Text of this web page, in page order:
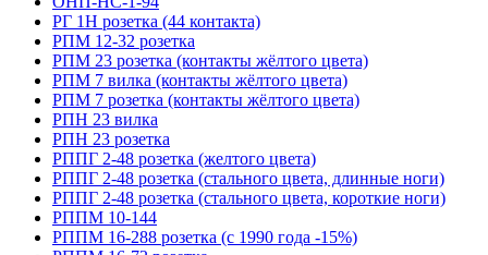
РГ 1Н розетка (44 контакта)
РПМ 12-32 розетка
РПМ 23 розетка (контакты жёлтого цвета)
РПМ 7 вилка (контакты жёлтого цвета)
РПМ 7 розетка (контакты жёлтого цвета)
РПН 23 вилка
РПН 23 розетка
РППГ 2-48 розетка (желтого цвета)
РППГ 2-48 розетка (стального цвета, длинные ноги)
РППГ 2-48 розетка (стального цвета, короткие ноги)
РППМ 10-144
РППМ 16-288 розетка (с 1990 года -15%)